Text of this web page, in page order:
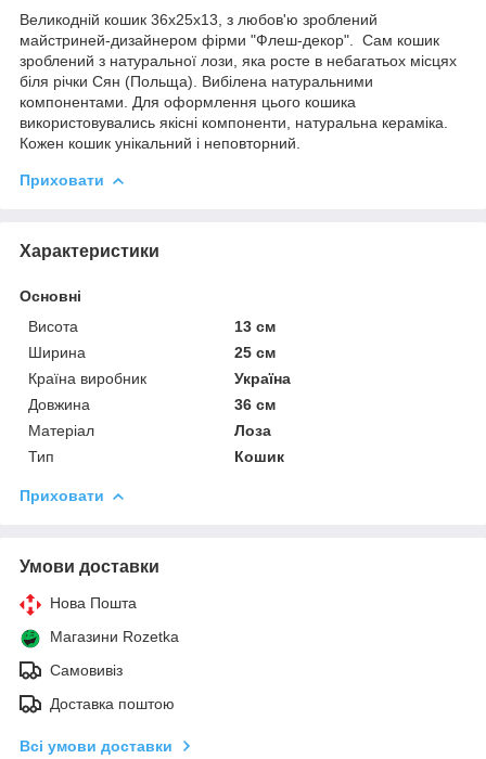
Великодній кошик 36х25х13, з любов'ю зроблений
майстриней-дизайнером фірми "Флеш-декор". Сам кошик
зроблений з натуральної лози, яка росте в небагатьох місцях
біля річки Сян (Польща). Вибілена натуральними
компонентами. Для оформлення цього кошика
використовувались якісні компоненти, натуральна кераміка.
Кожен кошик унікальний і неповторний.
Приховати
Характеристики
Основні
Висота
13 см
Ширина
25 см
Країна виробник
Україна
Довжина
36 см
Матеріал
Лоза
Тип
Кошик
Приховати
Умови доставки
Нова Пошта
Магазини Rozetka
Самовивіз
Доставка поштою
Всі умови доставки